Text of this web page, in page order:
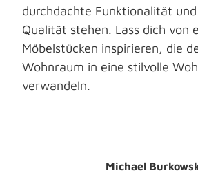
durchdachte Funktionalität
Qualität stehen. Lass dich von
Möbelstücken inspirieren, die
Wohnraum in eine stilvolle
verwandeln.
Michael